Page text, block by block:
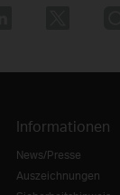
Informationen
News/Presse
Auszeichnungen